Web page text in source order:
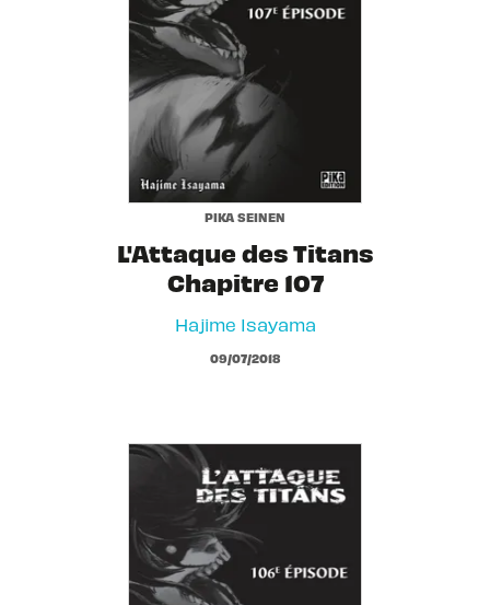
PIKA SEINEN
L'Attaque des Titans
Chapitre 107
Hajime Isayama
09/07/2018